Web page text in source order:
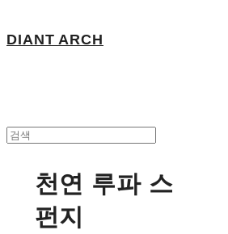
DIANT ARCH
천연 루파 스
펀지